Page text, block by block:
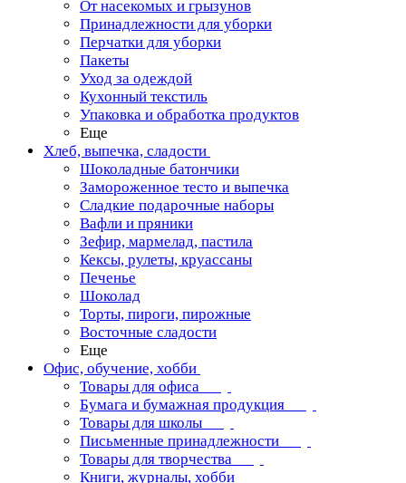
От насекомых и грызунов
Принадлежности для уборки
Перчатки для уборки
Пакеты
Уход за одеждой
Кухонный текстиль
Упаковка и обработка продуктов
Еще
Хлеб, выпечка, сладости
Шоколадные батончики
Замороженное тесто и выпечка
Сладкие подарочные наборы
Вафли и пряники
Зефир, мармелад, пастила
Кексы, рулеты, круассаны
Печенье
Шоколад
Торты, пироги, пирожные
Восточные сладости
Еще
Офис, обучение, хобби
Товары для офиса
Бумага и бумажная продукция
Товары для школы
Письменные принадлежности
Товары для творчества
Книги, журналы, хобби